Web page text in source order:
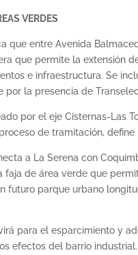
VERDES
que entre Avenida
que permite la extensión
e infraestructura. Se
por la presencia de
por el eje Cisternas-Las
de tramitación,
a La Serena con
faja de área verde que
futuro parque urbano
para el esparcimiento y
efectos del barrio industrial.